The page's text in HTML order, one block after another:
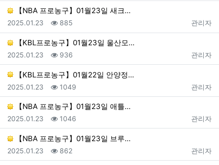
【NBA 프로농구】01월23일 새크…
등록자
관리자
등록일
2025.01.23 조회
885
【KBL프로농구】01월23일 울산모…
등록자
관리자
등록일
2025.01.23 조회
936
【KBL프로농구】01월22일 안양정…
등록자
관리자
등록일
2025.01.23 조회
1049
【NBA 프로농구】01월23일 애틀…
등록자
관리자
등록일
2025.01.23 조회
1046
【NBA 프로농구】01월23일 브루…
등록자
관리자
등록일
2025.01.23 조회
862